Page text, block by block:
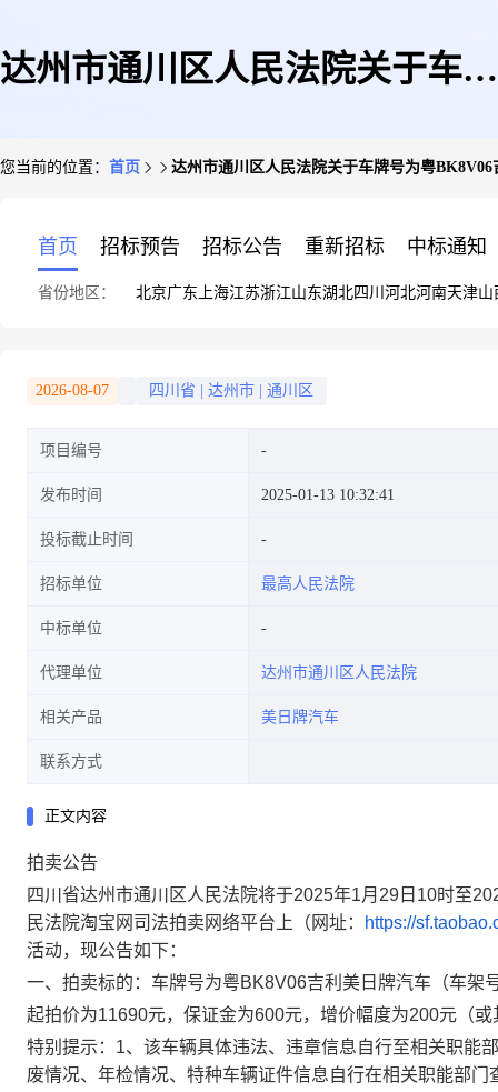
达州市通川区人民法院关于车牌
(第一次拍卖)的公告
您当前的位置： 首页 达州市通川区人民法院关于车牌号为粤
首页 招标预告 招标公告 重新招标 中标通知
省份地区： 北京广东 上海江苏浙江山东湖北四川 河北河南天津山
2026-08-07 四川省 达州市 通川区
项目编号
发布时间 2025-01-13 10:32:41
投标截止时间
招标单位 最高人民法院
中标单位
代理单位 达州市通川区人民法院
相关产品 美日牌汽车
联系方式
正文内容
拍卖公告
四川省达州市通川区人民法院将于2025年1月29日10时至
民法院淘宝网司法拍卖网络平台上（网址：
https://
活动，现公告如下：
一、 拍卖标的 ： 车牌号为粤BK8V06吉利美日 牌汽车（车架
起拍价为11690元，保证金为600元，增价幅度为200元（或
特别提示： 1、该车辆具体违法、违章信息自行至相关职能
废情况、年检情况、特种车辆证件信息自行在相关职能部门